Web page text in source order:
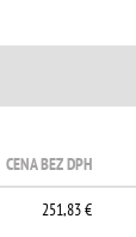
CENA BEZ DPH
251,83 €